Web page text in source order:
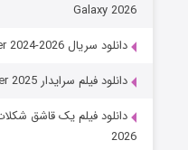
Galaxy 2026
دانلود سریال Avatar: The Last Airbender 2024-2026
دانلود فیلم سرایدار The Caretaker 2025
2026